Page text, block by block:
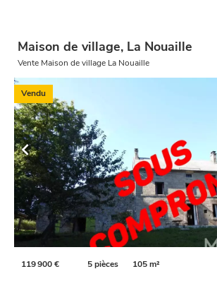
Maison de village, La Nouaille
Vente Maison de village La Nouaille
119 900 € 5 pièces 105 m²
Vendu